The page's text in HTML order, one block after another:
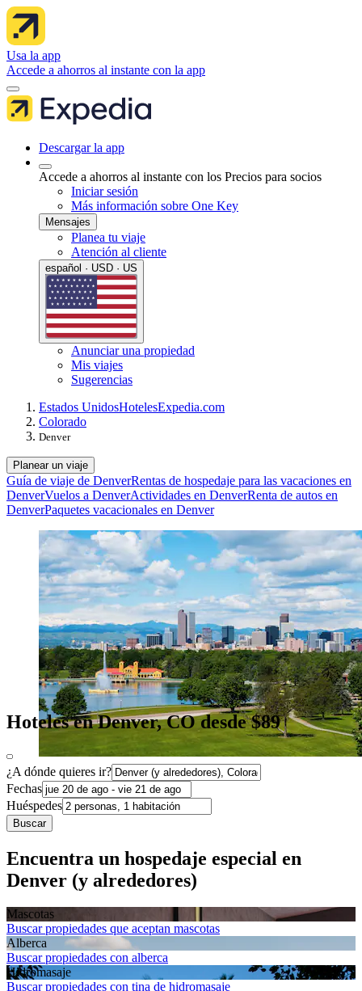
Usa la app
Accede a ahorros al instante con la app
Descargar la app
Accede a ahorros al instante con los Precios para socios
Iniciar sesión
Más información sobre One Key
Mensajes
Planea tu viaje
Atención al cliente
español · USD · US
Anunciar una propiedad
Mis viajes
Sugerencias
Estados UnidosHotelesExpedia.com
Colorado
Denver
Planear un viaje
Guía de viaje de DenverRentas de hospedaje para las vacaciones en
DenverVuelos a DenverActividades en DenverRenta de autos en
DenverPaquetes vacacionales en Denver
Hoteles en Denver, CO desde $89
¿A dónde quieres ir?
Fechas
Huéspedes
Buscar
Encuentra un hospedaje especial en
Denver (y alrededores)
Mascotas
Buscar propiedades que aceptan mascotas
Alberca
Buscar propiedades con alberca
Hidromasaje
Buscar propiedades con tina de hidromasaje